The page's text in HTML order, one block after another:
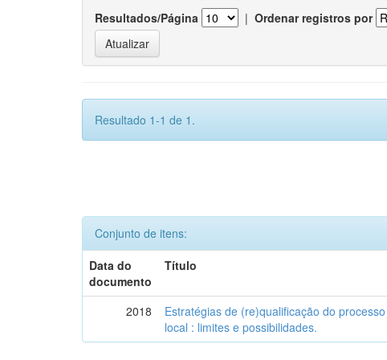
Resultados/Página | Ordenar registros por
Resultado 1-1 de 1.
Conjunto de itens:
Data do
documento
Título
2018
Estratégias de (re)qualificação do
local : limites e possibilidades.